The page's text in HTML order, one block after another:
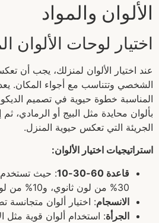
الألوان والمواد
اختيار لوحات الألوان
عند اختيار الألوان لمنزلك، يجب أن
الشخصي وتتناسب مع أجواء المكان. يعد
المناسبة خطوة حيوية في تصميم
بألوان محايدة مثل البيج أو الرمادي،
الجريئة التي تعكس حيوية المنزل.
استراتيجيات اختيار الألوان:
قاعدة 60-30-10
30% من لون ثانوي، و10% من لون مميز.
الانسجام: اختيار ألوان متجانسة
الجرأة: استخدام ألوان قوية مثل